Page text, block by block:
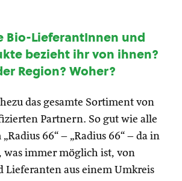
Bio-LieferantInnen und
bezieht ihr von ihnen?
Region? Woher?
das gesamte Sortiment von
Partnern. So gut wie alle
66“ – „Radius 66“ – da in
was immer möglich ist, von
Lieferanten aus einem Umkreis